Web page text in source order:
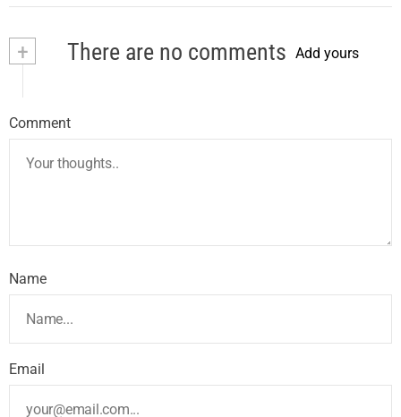
+ There are no comments Add yours
Comment
Name
Email